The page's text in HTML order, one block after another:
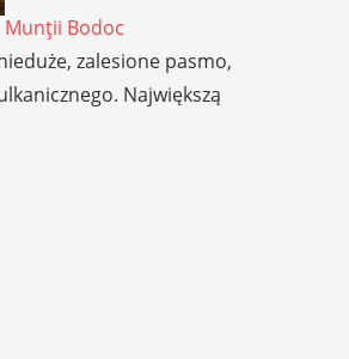
Munţii Bodoc
zalesione pasmo,
Największą